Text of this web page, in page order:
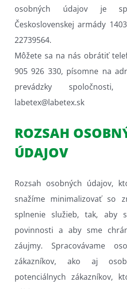
osobných údajov je
Československej armády
22739564.
Môžete sa na nás obrátiť
905 926 330, písomne na
prevádzky
labetex@labetex.sk
ROZSAH
ÚDAJOV
Rozsah osobných údajov,
snažíme minimalizovať so
splnenie služieb, tak, aby
povinnosti a aby sme
záujmy. Spracovávame
zákazníkov, ako aj
potenciálnych zákazníkov,